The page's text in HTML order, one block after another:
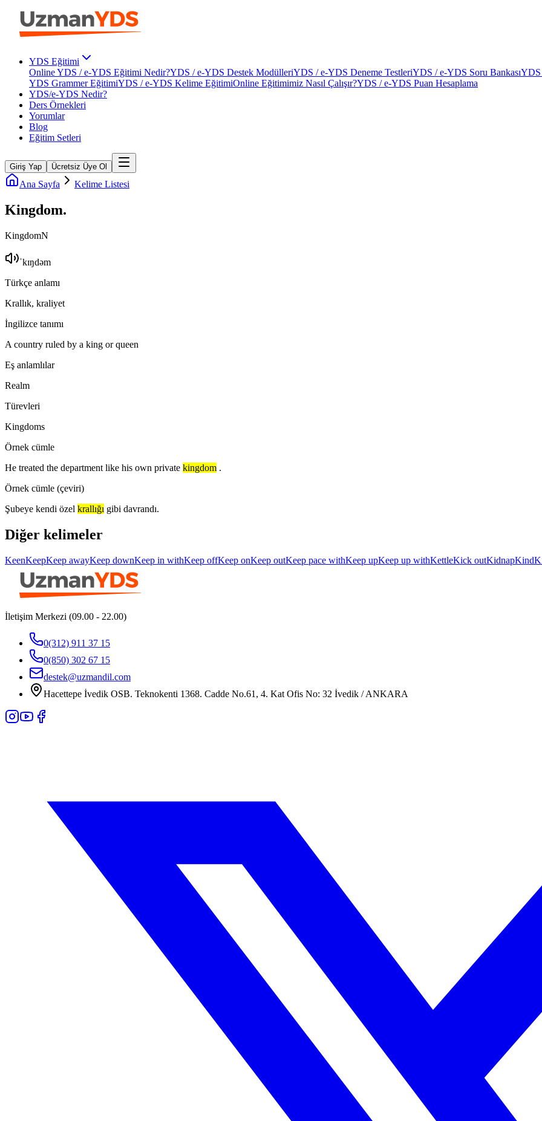
YDS Eğitimi
Online YDS / e-YDS Eğitimi Nedir?YDS / e-YDS Destek ModülleriYDS / e-YDS Deneme TestleriYDS / e-YDS Soru BankasıYDS
YDS Grammer EğitimiYDS / e-YDS Kelime EğitimiOnline Eğitimimiz Nasıl Çalışır?YDS / e-YDS Puan Hesaplama
YDS/e-YDS Nedir?
Ders Örnekleri
Yorumlar
Blog
Eğitim Setleri
Giriş Yap Ücretsiz Üye Ol
Ana Sayfa Kelime Listesi
Kingdom.
KingdomN
ˈkɪŋdəm
Türkçe anlamı
Krallık, kraliyet
İngilizce tanımı
A country ruled by a king or queen
Eş anlamlılar
Realm
Türevleri
Kingdoms
Örnek cümle
He treated the department like his own private kingdom .
Örnek cümle (çeviri)
Şubeye kendi özel krallığı gibi davrandı.
Diğer kelimeler
KeenKeepKeep awayKeep downKeep in withKeep offKeep onKeep outKeep pace withKeep upKeep up withKettleKick outKidnapKind
İletişim Merkezi (09.00 - 22.00)
0(312) 911 37 15
0(850) 302 67 15
destek@uzmandil.com
Hacettepe İvedik OSB. Teknokenti 1368. Cadde No.61, 4. Kat Ofis No: 32 İvedik / ANKARA